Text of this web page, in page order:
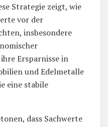
Strategie zeigt, wie
vor der
insbesondere
Ersparnisse in
und Edelmetalle
eine stabile
dass Sachwerte